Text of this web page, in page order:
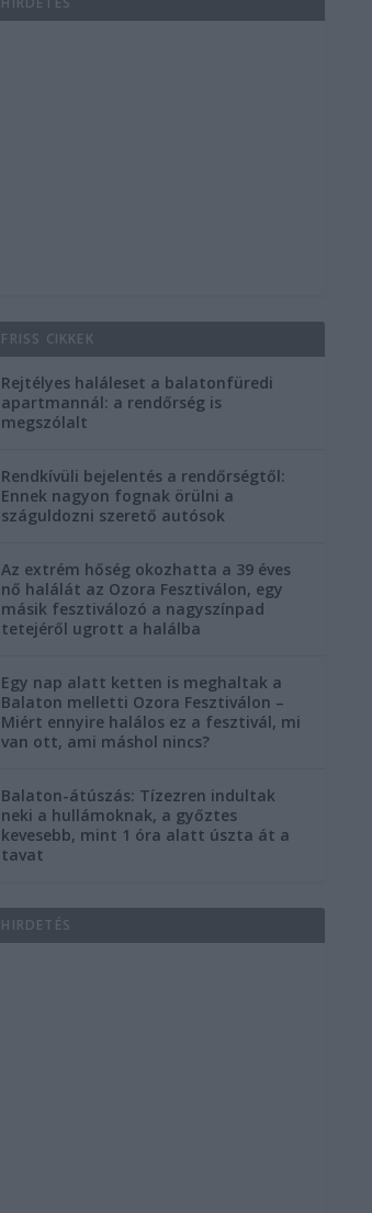
FRISS CIKKEK
Rejtélyes haláleset a balatonfüredi
apartmannál: a rendőrség is
megszólalt
Rendkívüli bejelentés a rendőrségtől:
Ennek nagyon fognak örülni a
száguldozni szerető autósok
Az extrém hőség okozhatta a 39 éves
nő halálát az Ozora Fesztiválon, egy
másik fesztiválozó a nagyszínpad
tetejéről ugrott a halálba
Egy nap alatt ketten is meghaltak a
Balaton melletti Ozora Fesztiválon –
Miért ennyire halálos ez a fesztivál, mi
van ott, ami máshol nincs?
Balaton-átúszás: Tízezren indultak
neki a hullámoknak, a győztes
kevesebb, mint 1 óra alatt úszta át a
tavat
HIRDETÉS